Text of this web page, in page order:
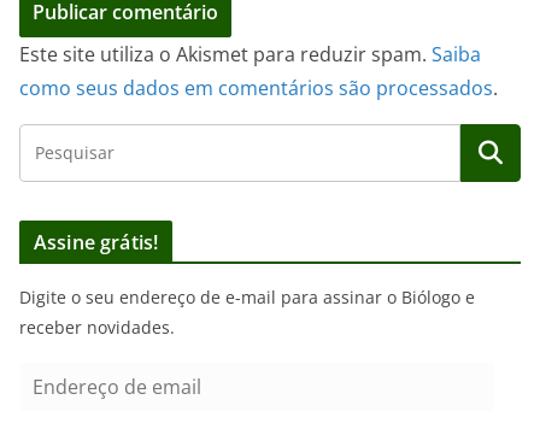
Este site utiliza o Akismet para reduzir spam. Saiba
como seus dados em comentários são processados.
Assine grátis!
Digite o seu endereço de e-mail para assinar o Biólogo e
receber novidades.